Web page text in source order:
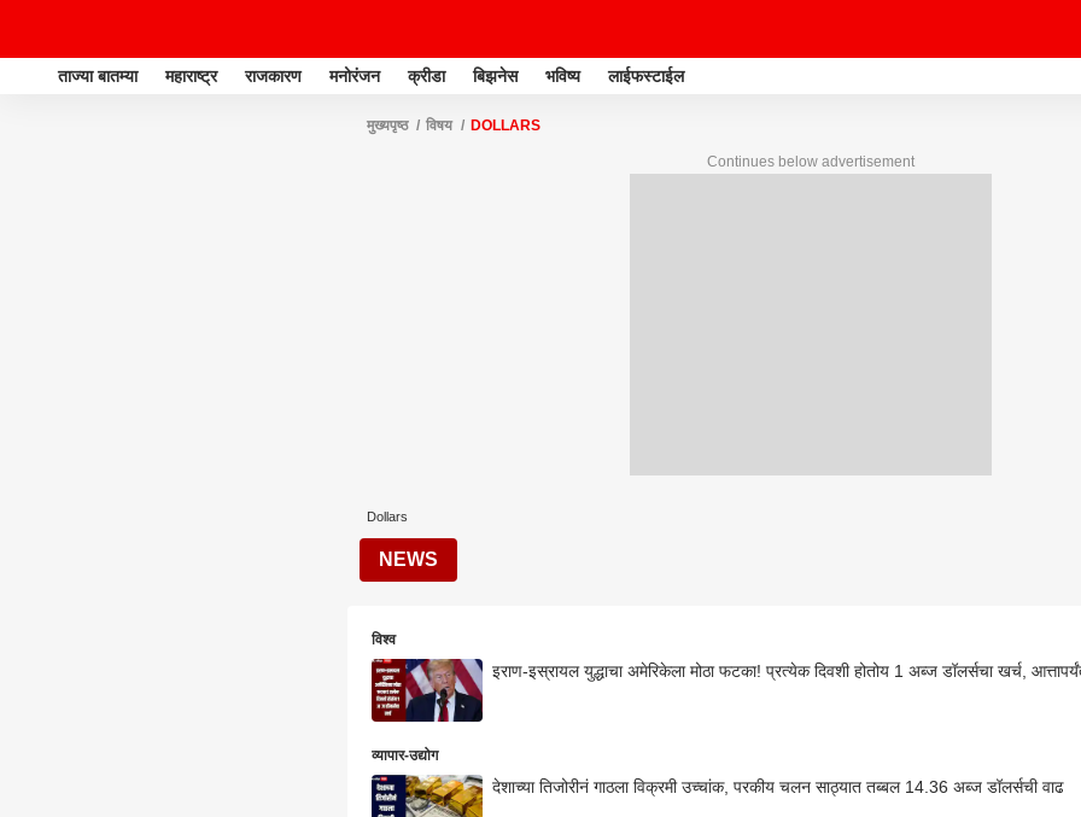
ताज्या बातम्या महाराष्ट्र राजकारण मनोरंजन क्रीडा बिझनेस भविष्य लाईफस्टाईल
मुख्यपृष्ठ विषय DOLLARS
Continues below advertisement
Dollars
NEWS
विश्व
इराण-इस्रायल युद्धाचा अमेरिकेला मोठा फटका! प्रत्येक दिवशी होतोय 1 अब्ज डॉलर्सचा खर्च,
व्यापार-उद्योग
देशाच्या तिजोरीनं गाठला विक्रमी उच्चांक, परकीय चलन साठ्यात तब्बल 14.36 अब्ज डॉलर्सची वाढ